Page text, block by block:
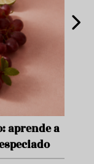
a